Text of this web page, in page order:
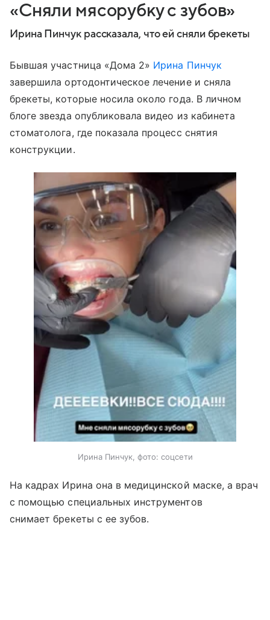
«Сняли мясорубку с зубов»
Ирина Пинчук рассказала, что ей сняли брекеты
Бывшая участница «Дома 2» Ирина Пинчук
завершила ортодонтическое лечение и сняла
брекеты, которые носила около года. В личном
блоге звезда опубликовала видео из кабинета
стоматолога, где показала процесс снятия
конструкции.
Ирина Пинчук, фото: соцсети
На кадрах Ирина она в медицинской маске, а врач
с помощью специальных инструментов
снимает брекеты с ее зубов.